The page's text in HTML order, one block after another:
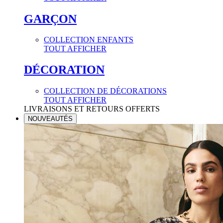
GARÇON
COLLECTION ENFANTS
TOUT AFFICHER
DÉCORATION
COLLECTION DE DÉCORATIONS
TOUT AFFICHER
LIVRAISONS ET RETOURS OFFERTS
NOUVEAUTÉS